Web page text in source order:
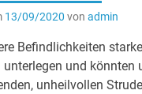
13/09/2020 von admin
Befindlichkeiten
und könnten
unheilvollen